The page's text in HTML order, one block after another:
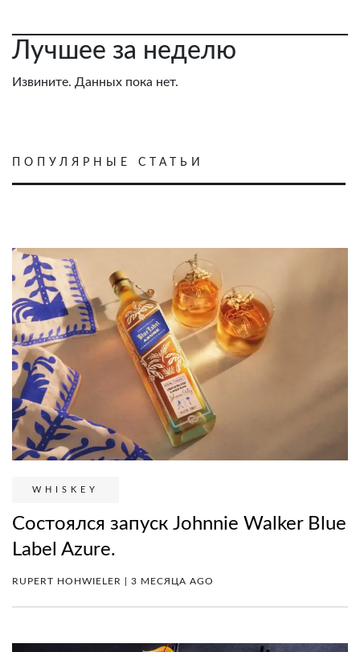
Лучшее за неделю
Извините. Данных пока нет.
ПОПУЛЯРНЫЕ СТАТЬИ
WHISKEY
Состоялся запуск Johnnie Walker Blue
Label Azure.
RUPERT HOHWIELER | 3 МЕСЯЦА AGO